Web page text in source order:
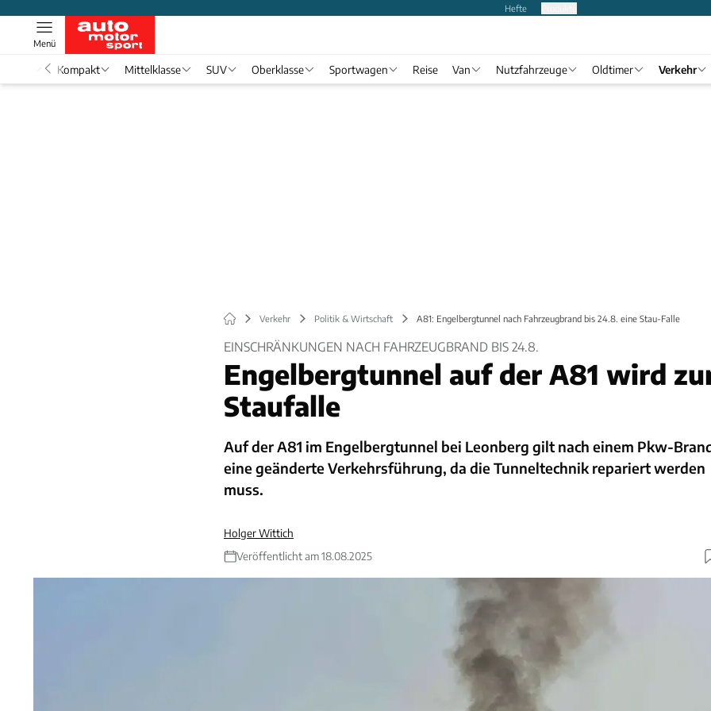
Hefte
Menü
Kompakt Mittelklasse SUV Oberklasse Sportwagen Reise Van Nutzfahrzeuge Oldtimer Verkehr
Verkehr Politik & Wirtschaft A81: Engelbergtunnel nach Fahrzeugbrand bis 24.8. eine Stau-Falle
EINSCHRÄNKUNGEN NACH FAHRZEUGBRAND BIS 24.8.
Engelbergtunnel auf der A81 wird
Staufalle
Auf der A81 im Engelbergtunnel bei Leonberg gilt nach einem Pkw-
eine geänderte Verkehrsführung, da die Tunneltechnik repariert werden
muss.
Holger Wittich
Veröffentlicht am 18.08.2025